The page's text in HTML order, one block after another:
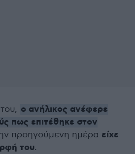
ο ανήλικος ανέφερε
πως επιτέθηκε στον
προηγούμενη ημέρα είχε
του.